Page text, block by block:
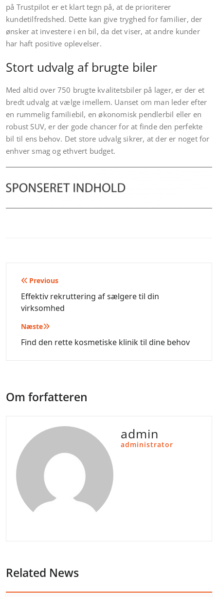
på Trustpilot er et klart tegn på, at de prioriterer
kundetilfredshed. Dette kan give tryghed for familier, der
ønsker at investere i en bil, da det viser, at andre kunder
har haft positive oplevelser.
Stort udvalg af brugte biler
Med altid over 750 brugte kvalitetsbiler på lager, er der et
bredt udvalg at vælge imellem. Uanset om man leder efter
en rummelig familiebil, en økonomisk pendlerbil eller en
robust SUV, er der gode chancer for at finde den perfekte
bil til ens behov. Det store udvalg sikrer, at der er noget for
enhver smag og ethvert budget.
Indlægsnavigation
Previous
Effektiv rekruttering af sælgere til din
virksomhed
Næste
Find den rette kosmetiske klinik til dine behov
Om forfatteren
admin
administrator
Related News